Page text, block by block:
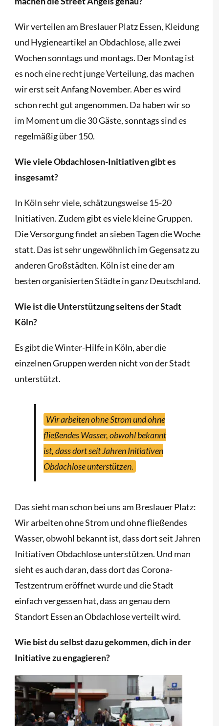
Wir verteilen am Breslauer Platz Essen, Kleidung
und Hygieneartikel an Obdachlose, alle zwei
Wochen sonntags und montags. Der Montag ist
es noch eine recht junge Verteilung, das machen
wir erst seit Anfang November. Aber es wird
schon recht gut angenommen. Da haben wir so
im Moment um die 30 Gäste, sonntags sind es
regelmäßig über 150.
Wie viele Obdachlosen-Initiativen gibt es
insgesamt?
In Köln sehr viele, schätzungsweise 15-20
Initiativen. Zudem gibt es viele kleine Gruppen.
Die Versorgung findet an sieben Tagen die Woche
statt. Das ist sehr ungewöhnlich im Gegensatz zu
anderen Großstädten. Köln ist eine der am
besten organisierten Städte in ganz Deutschland.
Wie ist die Unterstützung seitens der Stadt
Köln?
Es gibt die Winter-Hilfe in Köln, aber die
einzelnen Gruppen werden nicht von der Stadt
unterstützt.
Wir arbeiten ohne Strom und ohne
fließendes Wasser, obwohl bekannt
ist, dass dort seit Jahren Initiativen
Obdachlose unterstützen.
Das sieht man schon bei uns am Breslauer Platz:
Wir arbeiten ohne Strom und ohne fließendes
Wasser, obwohl bekannt ist, dass dort seit Jahren
Initiativen Obdachlose unterstützen. Und man
sieht es auch daran, dass dort das Corona-
Testzentrum eröffnet wurde und die Stadt
einfach vergessen hat, dass an genau dem
Standort Essen an Obdachlose verteilt wird.
Wie bist du selbst dazu gekommen, dich in der
Initiative zu engagieren?